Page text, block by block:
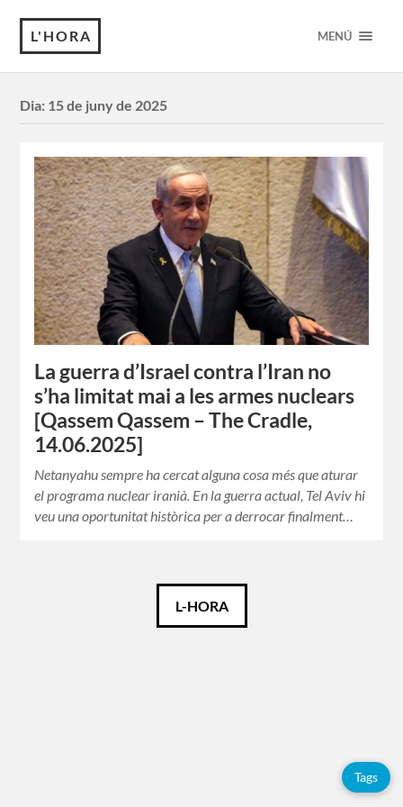
L'HORA MENÚ
Dia: 15 de juny de 2025
La guerra d’Israel contra l’Iran no
s’ha limitat mai a les armes nuclears
[Qassem Qassem – The Cradle,
14.06.2025]
Netanyahu sempre ha cercat alguna cosa més que aturar
el programa nuclear iranià. En la guerra actual, Tel Aviv hi
veu una oportunitat històrica per a derrocar finalment…
L-HORA
Tags